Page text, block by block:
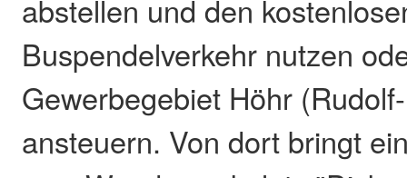
abstellen und den
Buspendelverkehr nutzen
Gewerbegebiet Höhr
ansteuern. Von dort bringt